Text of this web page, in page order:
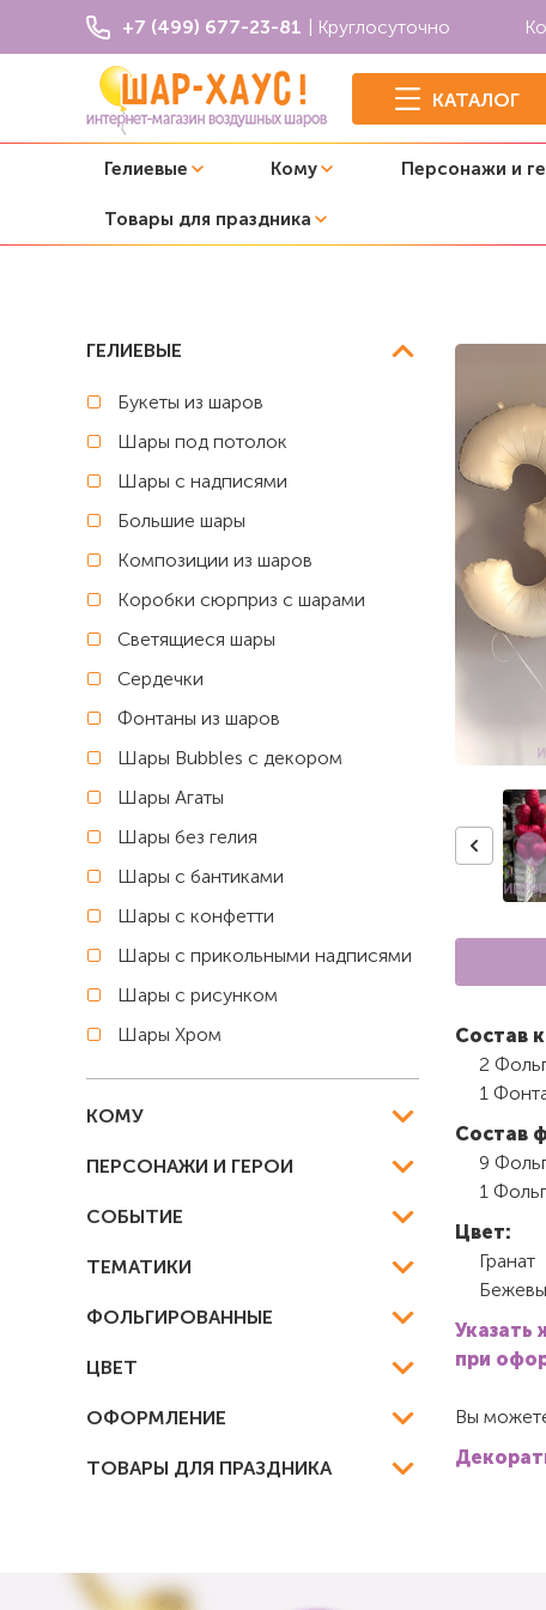
+7 (499) 677-23-81 | Круглосуточно
КАТАЛОГ
Гелиевые Кому Персонажи и
Товары для праздника
C цифрой
ГЕЛИЕВЫЕ
Букеты из шаров
Шары под потолок
Шары с надписями
Большие шары
Композиции из шаров
Коробки сюрприз с шарами
Светящиеся шары
Сердечки
Фонтаны из шаров
Шары Bubbles с декором
Шары Агаты
Шары без гелия
Шары с бантиками
Шары с конфетти
Шары с прикольными надписями
Шары с рисунком
Шары Хром
КОМУ
ПЕРСОНАЖИ И ГЕРОИ
СОБЫТИЕ
ТЕМАТИКИ
ФОЛЬГИРОВАННЫЕ
ЦВЕТ
ОФОРМЛЕНИЕ
ТОВАРЫ ДЛЯ ПРАЗДНИКА
Состав
2
1
Состав
9
1
Цвет:
Гранат
Указать
при
Вы